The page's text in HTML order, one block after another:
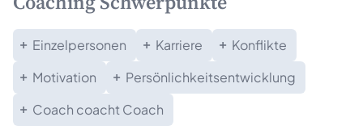
Einzelpersonen Karriere
Konflikte
Motivation
Persönlichkeitsentwicklung
Coach coacht Coach